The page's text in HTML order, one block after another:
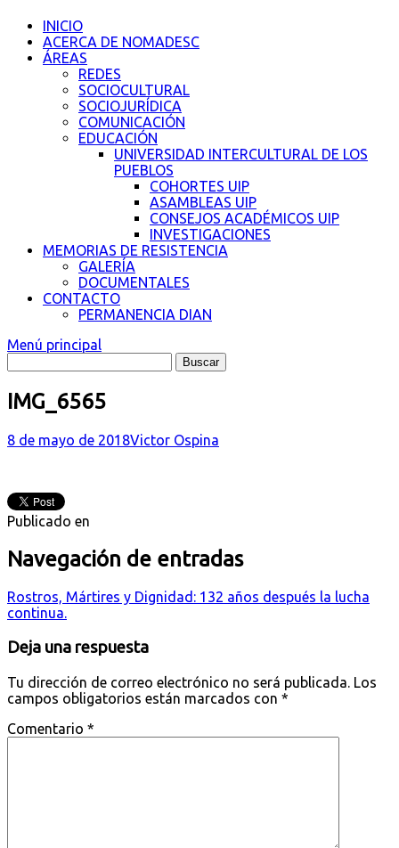
INICIO
ACERCA DE NOMADESC
ÁREAS
REDES
SOCIOCULTURAL
SOCIOJURÍDICA
COMUNICACIÓN
EDUCACIÓN
UNIVERSIDAD INTERCULTURAL DE LOS
PUEBLOS
COHORTES UIP
ASAMBLEAS UIP
CONSEJOS ACADÉMICOS UIP
INVESTIGACIONES
MEMORIAS DE RESISTENCIA
GALERÍA
DOCUMENTALES
CONTACTO
PERMANENCIA DIAN
Menú principal
IMG_6565
8 de mayo de 2018Victor Ospina
Publicado en
Navegación de entradas
Rostros, Mártires y Dignidad: 132 años después la lucha
continua.
Deja una respuesta
Tu dirección de correo electrónico no será publicada. Los
campos obligatorios están marcados con *
Comentario *